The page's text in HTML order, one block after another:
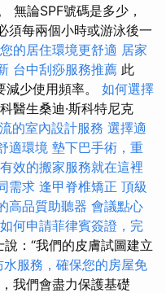
無論SPF號碼是多少，
須每兩個小時或游泳後一
的居住環境更舒適 居家
台中刮痧服務推薦 此
少使用頻率。 如何選擇
醫生桑迪·斯科特尼克
的室內設計服務 選擇適
適環境 墊下巴手術，重
效的搬家服務就在這裡
需求 逢甲脊椎矯正 頂級
高品質助聽器 會議點心
如何申請菲律賓簽證，完
：“我們的皮膚試圖建立
水服務，確保您的房屋免
我們會盡力保護基礎